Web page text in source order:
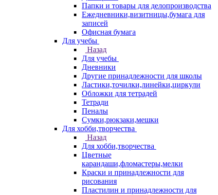
Папки и товары для делопроизводства
Ежедневники,визитницы,бумага для
записей
Офисная бумага
Для учебы
Назад
Для учебы
Дневники
Другие принадлежности для школы
Ластики,точилки,линейки,циркули
Обложки для тетрадей
Тетради
Пеналы
Сумки,рюкзаки,мешки
Для хобби,творчества
Назад
Для хобби,творчества
Цветные
карандаши,фломастеры,мелки
Краски и принадлежности для
рисования
Пластилин и принадлежности для